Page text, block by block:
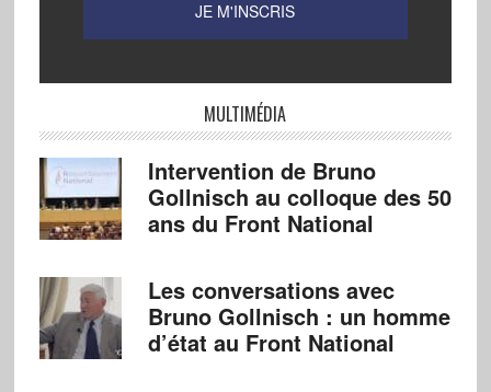
MULTIMÉDIA
Intervention de Bruno
Gollnisch au colloque des 50
ans du Front National
Les conversations avec
Bruno Gollnisch : un homme
d’état au Front National